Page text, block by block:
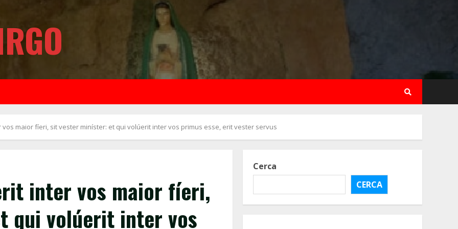
maior fíeri, sit vester miníster: et qui volúerit inter vos primus esse, erit vester servus
inter vos maior fíeri,
qui volúerit inter vos
Cerca
CERCA